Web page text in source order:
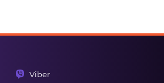
Viber